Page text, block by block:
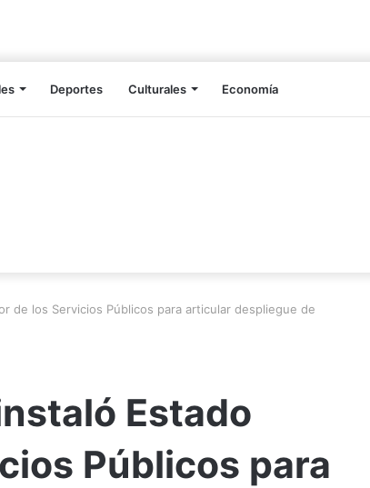
Deportes Culturales Economía
de los Servicios Públicos para articular despliegue de
Estado
Públicos para